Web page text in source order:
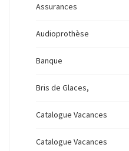
Assurances
Audioprothèse
Banque
Bris de Glaces,
Catalogue Vacances
Catalogue Vacances